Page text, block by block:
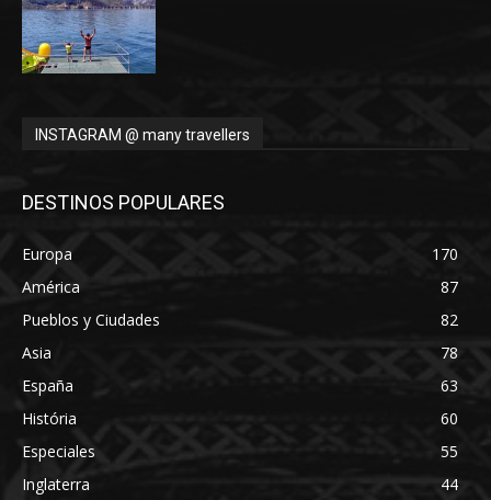
INSTAGRAM @ many travellers
DESTINOS POPULARES
Europa
170
América
87
Pueblos y Ciudades
82
Asia
78
España
63
História
60
Especiales
55
Inglaterra
44